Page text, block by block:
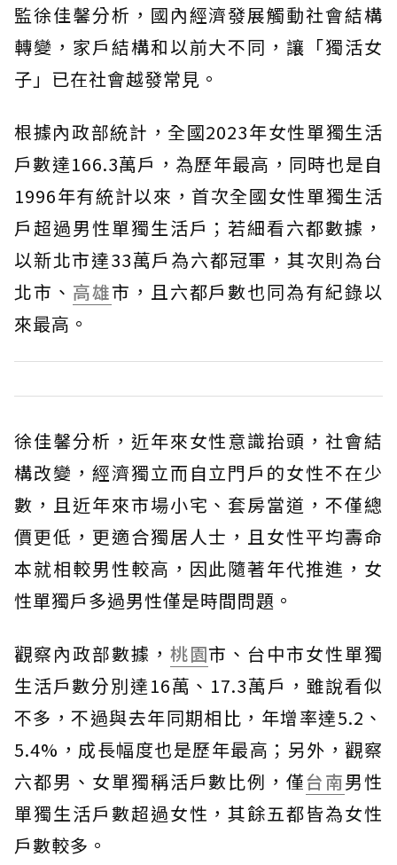
監徐佳馨分析，國內經濟發展觸動社會結構
轉變，家戶結構和以前大不同，讓「獨活女
子」已在社會越發常見。
根據內政部統計，全國2023年女性單獨生活
戶數達166.3萬戶，為歷年最高，同時也是自
1996年有統計以來，首次全國女性單獨生活
戶超過男性單獨生活戶；若細看六都數據，
以新北市達33萬戶為六都冠軍，其次則為台
北市、 高雄市，且六都戶數也同為有紀錄以
來最高。
徐佳馨分析，近年來女性意識抬頭，社會結
構改變，經濟獨立而自立門戶的女性不在少
數，且近年來市場小宅、套房當道，不僅總
價更低，更適合獨居人士，且女性平均壽命
本就相較男性較高，因此隨著年代推進，女
性單獨戶多過男性僅是時間問題。
觀察內政部數據， 桃園市、台中市女性單獨
生活戶數分別達16萬、17.3萬戶，雖說看似
不多，不過與去年同期相比，年增率達5.2、
5.4%，成長幅度也是歷年最高；另外，觀察
六都男、女單獨稱活戶數比例，僅台南男性
單獨生活戶數超過女性，其餘五都皆為女性
戶數較多。